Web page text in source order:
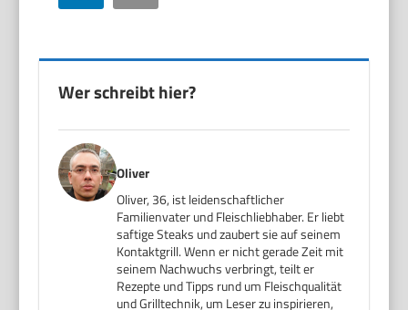
Wer schreibt hier?
Oliver
Oliver, 36, ist leidenschaftlicher
Familienvater und Fleischliebhaber. Er liebt
saftige Steaks und zaubert sie auf seinem
Kontaktgrill. Wenn er nicht gerade Zeit mit
seinem Nachwuchs verbringt, teilt er
Rezepte und Tipps rund um Fleischqualität
und Grilltechnik, um Leser zu inspirieren,